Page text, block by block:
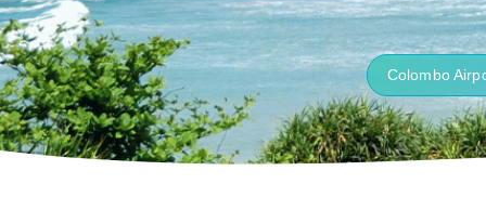
Colombo